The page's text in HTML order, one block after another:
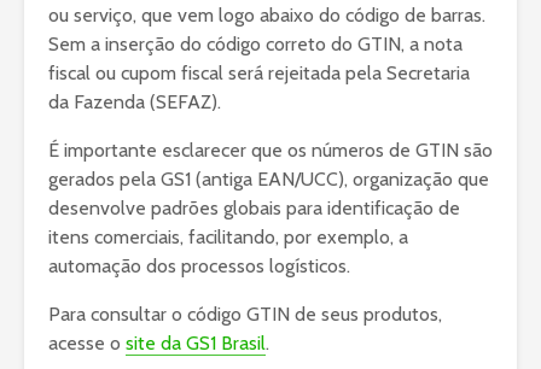
ou serviço, que vem logo abaixo do código de barras.
Sem a inserção do código correto do GTIN, a nota
fiscal ou cupom fiscal será rejeitada pela Secretaria
da Fazenda (SEFAZ).
É importante esclarecer que os números de GTIN são
gerados pela GS1 (antiga EAN/UCC), organização que
desenvolve padrões globais para identificação de
itens comerciais, facilitando, por exemplo, a
automação dos processos logísticos.
Para consultar o código GTIN de seus produtos,
acesse o site da GS1 Brasil.